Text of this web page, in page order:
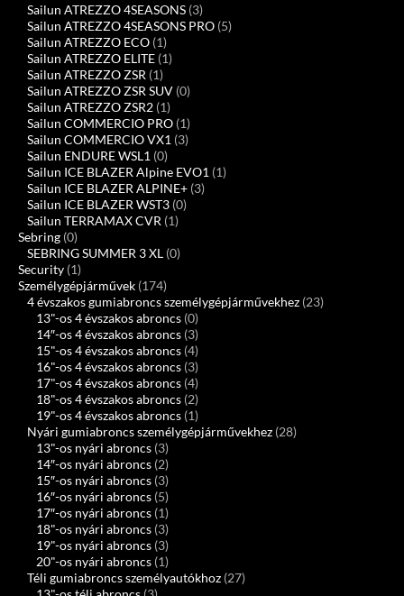
Sailun ATREZZO 4SEASONS (3)
Sailun ATREZZO 4SEASONS PRO (5)
Sailun ATREZZO ECO (1)
Sailun ATREZZO ELITE (1)
Sailun ATREZZO ZSR (1)
Sailun ATREZZO ZSR SUV (0)
Sailun ATREZZO ZSR2 (1)
Sailun COMMERCIO PRO (1)
Sailun COMMERCIO VX1 (3)
Sailun ENDURE WSL1 (0)
Sailun ICE BLAZER Alpine EVO1 (1)
Sailun ICE BLAZER ALPINE+ (3)
Sailun ICE BLAZER WST3 (0)
Sailun TERRAMAX CVR (1)
Sebring (0)
SEBRING SUMMER 3 XL (0)
Security (1)
Személygépjárművek (174)
4 évszakos gumiabroncs személygépjárművekhez (23)
13"-os 4 évszakos abroncs (0)
14″-os 4 évszakos abroncs (3)
15"-os 4 évszakos abroncs (4)
16"-os 4 évszakos abroncs (3)
17"-os 4 évszakos abroncs (4)
18"-os 4 évszakos abroncs (2)
19"-os 4 évszakos abroncs (1)
Nyári gumiabroncs személygépjárművekhez (28)
13"-os nyári abroncs (3)
14″-os nyári abroncs (2)
15″-os nyári abroncs (3)
16″-os nyári abroncs (5)
17″-os nyári abroncs (1)
18"-os nyári abroncs (3)
19"-os nyári abroncs (3)
20"-os nyári abroncs (1)
Téli gumiabroncs személyautókhoz (27)